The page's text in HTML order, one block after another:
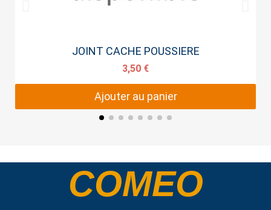
Aperçu rapide
JOINT CACHE POUSSIERE
3,50 €
Ajouter au panier
COMEO